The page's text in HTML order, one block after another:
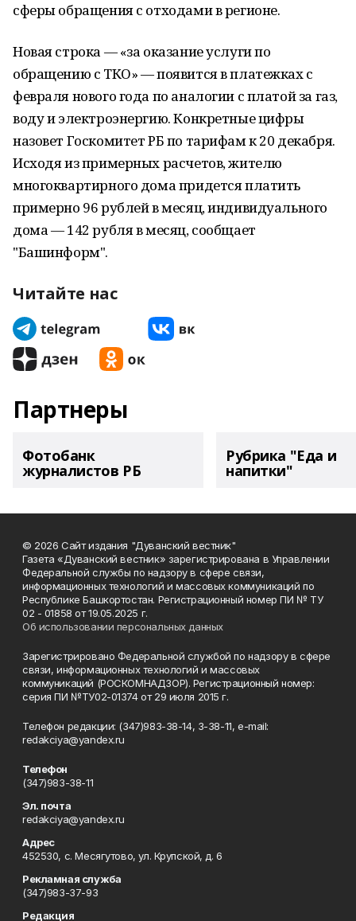
сферы обращения с отходами в регионе.
Новая строка — «за оказание услуги по
обращению с ТКО» — появится в платежках с
февраля нового года по аналогии с платой за газ,
воду и электроэнергию. Конкретные цифры
назовет Госкомитет РБ по тарифам к 20 декабря.
Исходя из примерных расчетов, жителю
многоквартирного дома придется платить
примерно 96 рублей в месяц, индивидуального
дома — 142 рубля в месяц, сообщает
"Башинформ".
Читайте нас
Партнеры
Фотобанк
журналистов РБ
Рубрика "Еда и
напитки"
© 2026 Сайт издания "Дуванский вестник"
Газета «Дуванский вестник» зарегистрирована в Управлении
Федеральной службы по надзору в сфере связи,
информационных технологий и массовых коммуникаций по
Республике Башкортостан. Регистрационный номер ПИ № ТУ
02 - 01858 от 19.05.2025 г.
Об использовании персональных данных
Зарегистрировано Федеральной службой по надзору в сфере
связи, информационных технологий и массовых
коммуникаций (РОСКОМНАДЗОР). Регистрационный номер:
серия ПИ №ТУ02-01374 от 29 июля 2015 г.
Телефон редакции: (347)983-38-14, 3-38-11, e-mail:
redakciya@yandex.ru
Телефон
(347)983-38-11
Эл. почта
redakciya@yandex.ru
Адрес
452530, с. Месягутово, ул. Крупской, д. 6
Рекламная служба
(347)983-37-93
Редакция